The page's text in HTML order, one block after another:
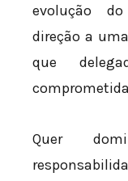
evolução
direção a
que
Quer